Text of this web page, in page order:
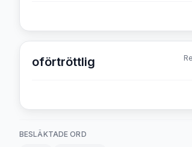
oförtröttlig
BESLÄKTADE ORD